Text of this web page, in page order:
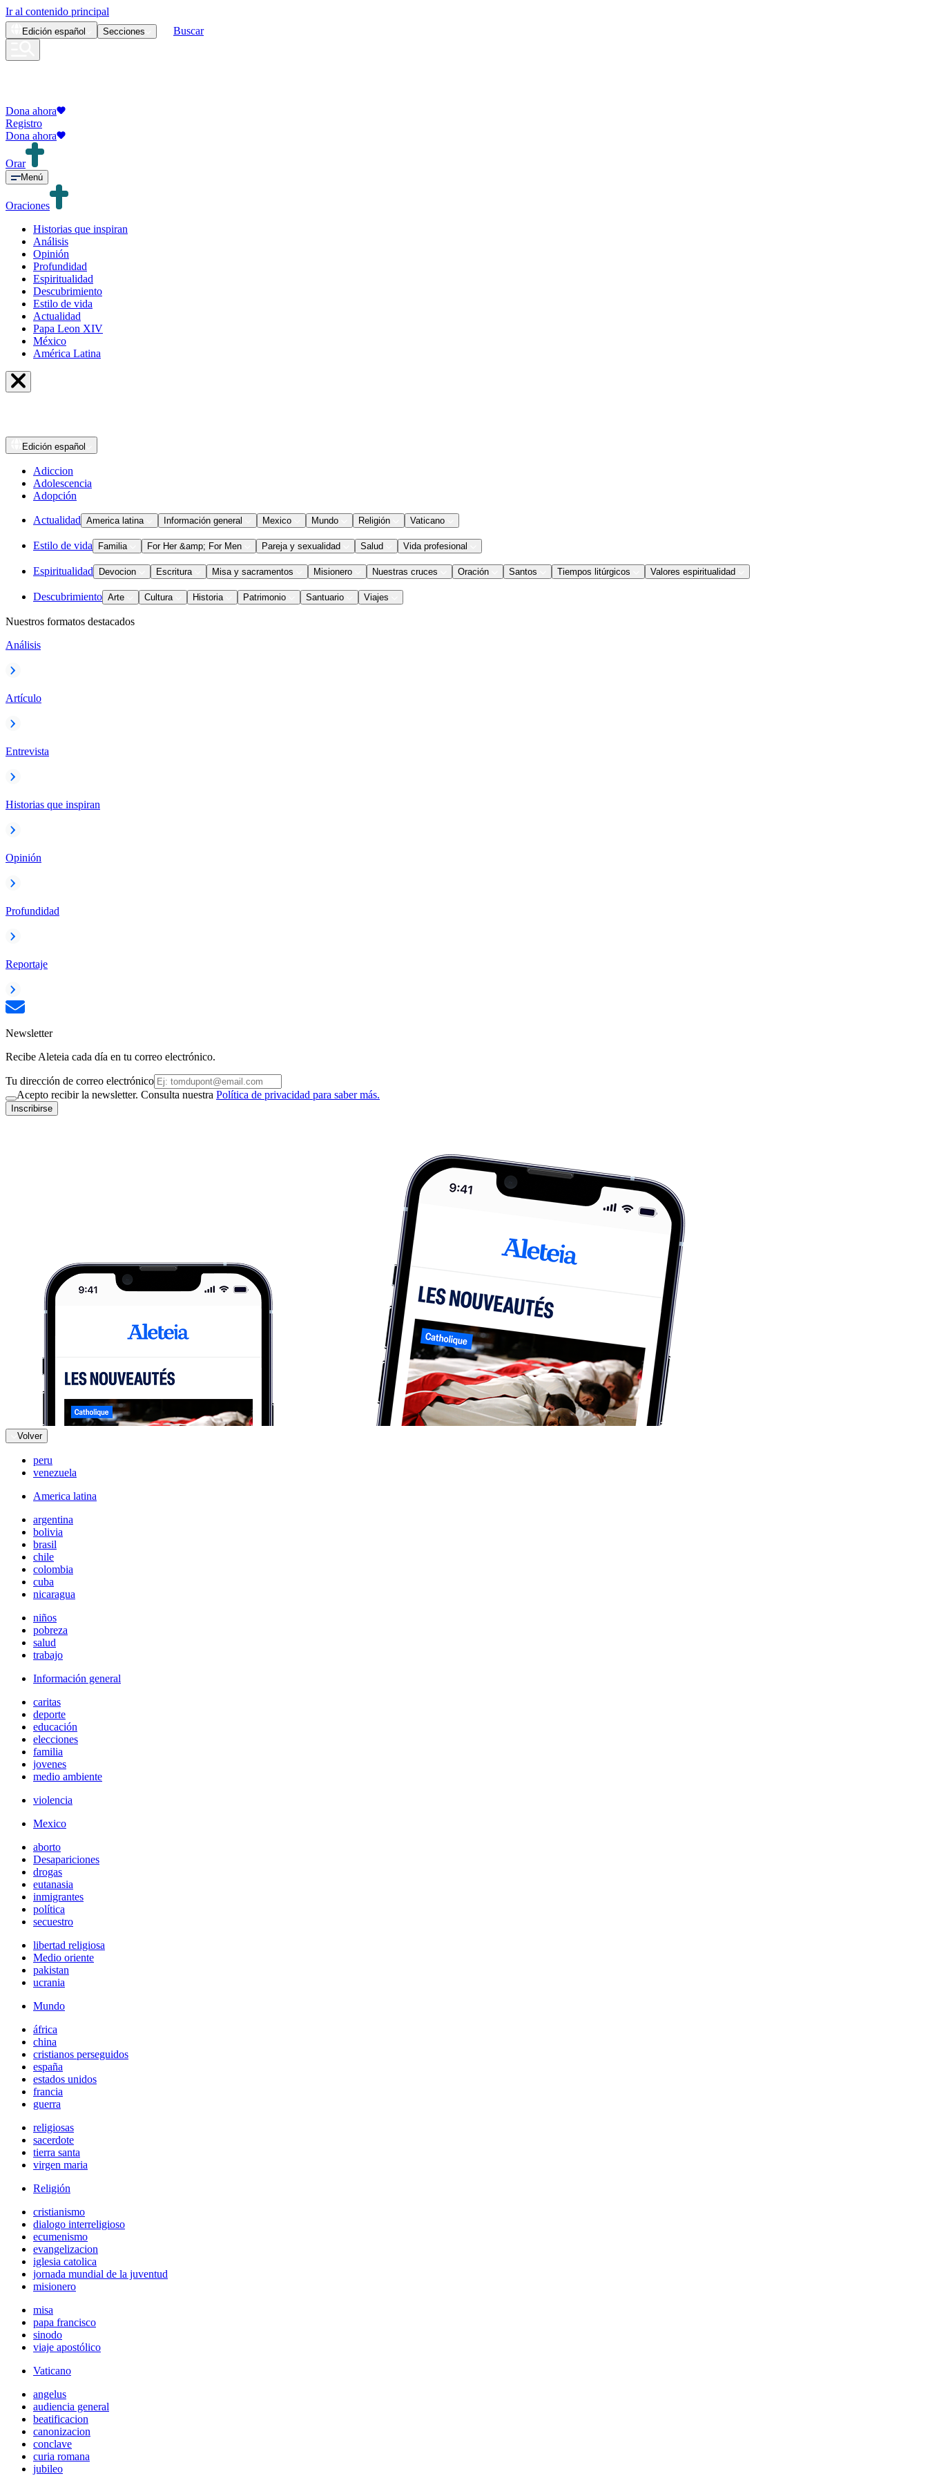
Ir al contenido principal
Edición español Secciones Buscar
Dona ahora
Registro
Dona ahora
Orar
Menú
Oraciones
Historias que inspiran
Análisis
Opinión
Profundidad
Espiritualidad
Descubrimiento
Estilo de vida
Actualidad
Papa Leon XIV
México
América Latina
Edición español
Adiccion
Adolescencia
Adopción
Actualidad America latina Información general Mexico Mundo Religión Vaticano
Estilo de vida Familia For Her &amp; For Men Pareja y sexualidad Salud Vida profesional
Espiritualidad Devocion Escritura Misa y sacramentos Misionero Nuestras cruces Oración Santos Tiempos litúrgicos Valores espiritualidad
Descubrimiento Arte Cultura Historia Patrimonio Santuario Viajes
Nuestros formatos destacados
Análisis
Artículo
Entrevista
Historias que inspiran
Opinión
Profundidad
Reportaje
Newsletter
Recibe Aleteia cada día en tu correo electrónico.
Tu dirección de correo electrónico
Acepto recibir la newsletter. Consulta nuestra Política de privacidad para saber más.
Inscribirse
Volver
peru
venezuela
America latina
argentina
bolivia
brasil
chile
colombia
cuba
nicaragua
niños
pobreza
salud
trabajo
Información general
caritas
deporte
educación
elecciones
familia
jovenes
medio ambiente
violencia
Mexico
aborto
Desapariciones
drogas
eutanasia
inmigrantes
política
secuestro
libertad religiosa
Medio oriente
pakistan
ucrania
Mundo
áfrica
china
cristianos perseguidos
españa
estados unidos
francia
guerra
religiosas
sacerdote
tierra santa
virgen maria
Religión
cristianismo
dialogo interreligioso
ecumenismo
evangelizacion
iglesia catolica
jornada mundial de la juventud
misionero
misa
papa francisco
sinodo
viaje apostólico
Vaticano
angelus
audiencia general
beatificacion
canonizacion
conclave
curia romana
jubileo